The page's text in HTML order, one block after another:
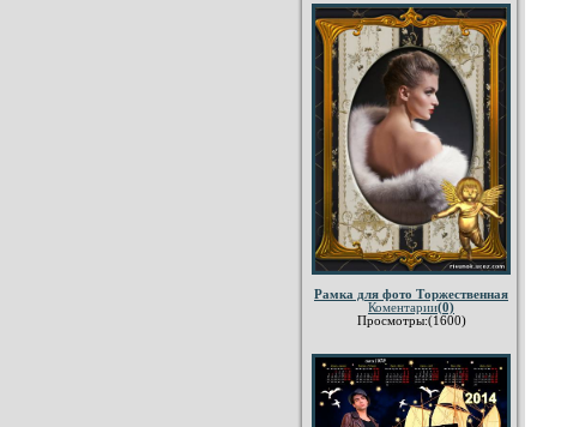
Рамка для фото Торжественная
Коментарии(0)
Просмотры:(1600)